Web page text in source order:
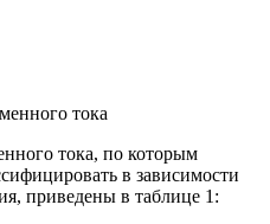
тока
тока, по которым
в зависимости
приведены в таблице 1: